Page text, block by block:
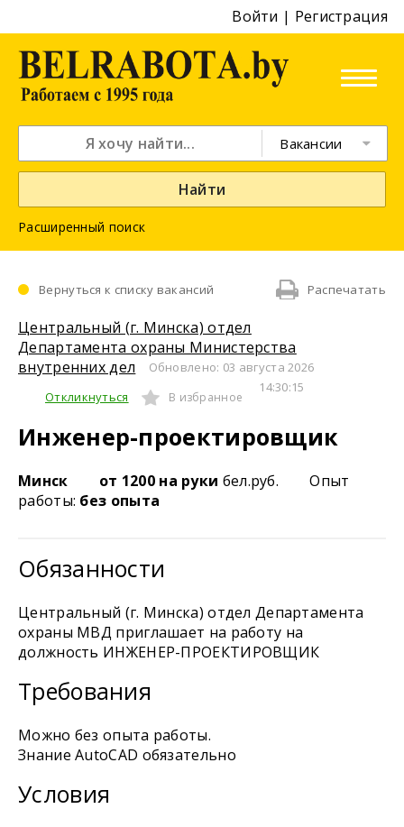
Войти | Регистрация
Вакансии
Найти
Расширенный поиск
Вернуться к списку вакансий Распечатать
Центральный (г. Минска) отдел
Департамента охраны Министерства
внутренних дел
Обновлено: 03 августа 2026
14:30:15
Откликнуться В избранное
Инженер-проектировщик
Минск от 1200 на руки бел.руб.
Опыт
работы: без опыта
Обязанности
Центральный (г. Минска) отдел Департамента
охраны МВД приглашает на работу на
должность ИНЖЕНЕР-ПРОЕКТИРОВЩИК
Требования
Можно без опыта работы.
Знание AutoCAD обязательно
Условия